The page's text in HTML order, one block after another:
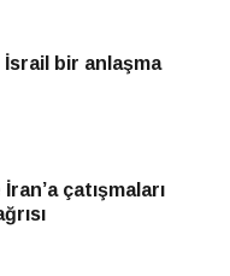
bir anlaşma
çatışmaları